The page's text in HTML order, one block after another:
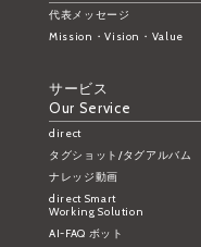
代表メッセージ
Mission・Vision・Value
サービス
Our Service
direct
タグショット/タグアルバム
ナレッジ動画
direct Smart
Working Solution
AI-FAQ ボット